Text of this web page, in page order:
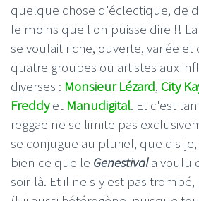
quelque chose d'éclectique, de
le moins que l'on puisse dire !!
se voulait riche, ouverte, variée
quatre groupes ou artistes aux
diverses : Monsieur Lézard, City
Freddyet Manudigital. Et c'est
reggae ne se limite pas
se conjugue au pluriel, que dis-
bien ce que le Genestivala voulu
soir-là. Et il ne s'y est pas